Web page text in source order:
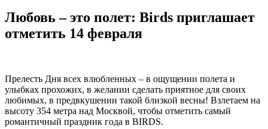
Любовь – это полет: Birds приглашает
отметить 14 февраля
Прелесть Дня всех влюбленных – в ощущении полета и
улыбках прохожих, в желании сделать приятное для своих
любимых, в предвкушении такой близкой весны! Взлетаем на
высоту 354 метра над Москвой, чтобы отметить самый
романтичный праздник года в BIRDS.